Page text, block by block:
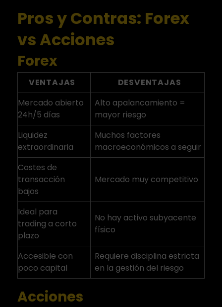
Pros y Contras: Forex
vs Acciones
Forex
VENTAJAS
DESVENTAJAS
Mercado abierto
24h/5 días
Alto apalancamiento =
mayor riesgo
Liquidez
extraordinaria
Muchos factores
macroeconómicos a seguir
Costes de
transacción
bajos
Mercado muy competitivo
Ideal para
trading a corto
plazo
No hay activo subyacente
físico
Accesible con
poco capital
Requiere disciplina estricta
en la gestión del riesgo
Acciones